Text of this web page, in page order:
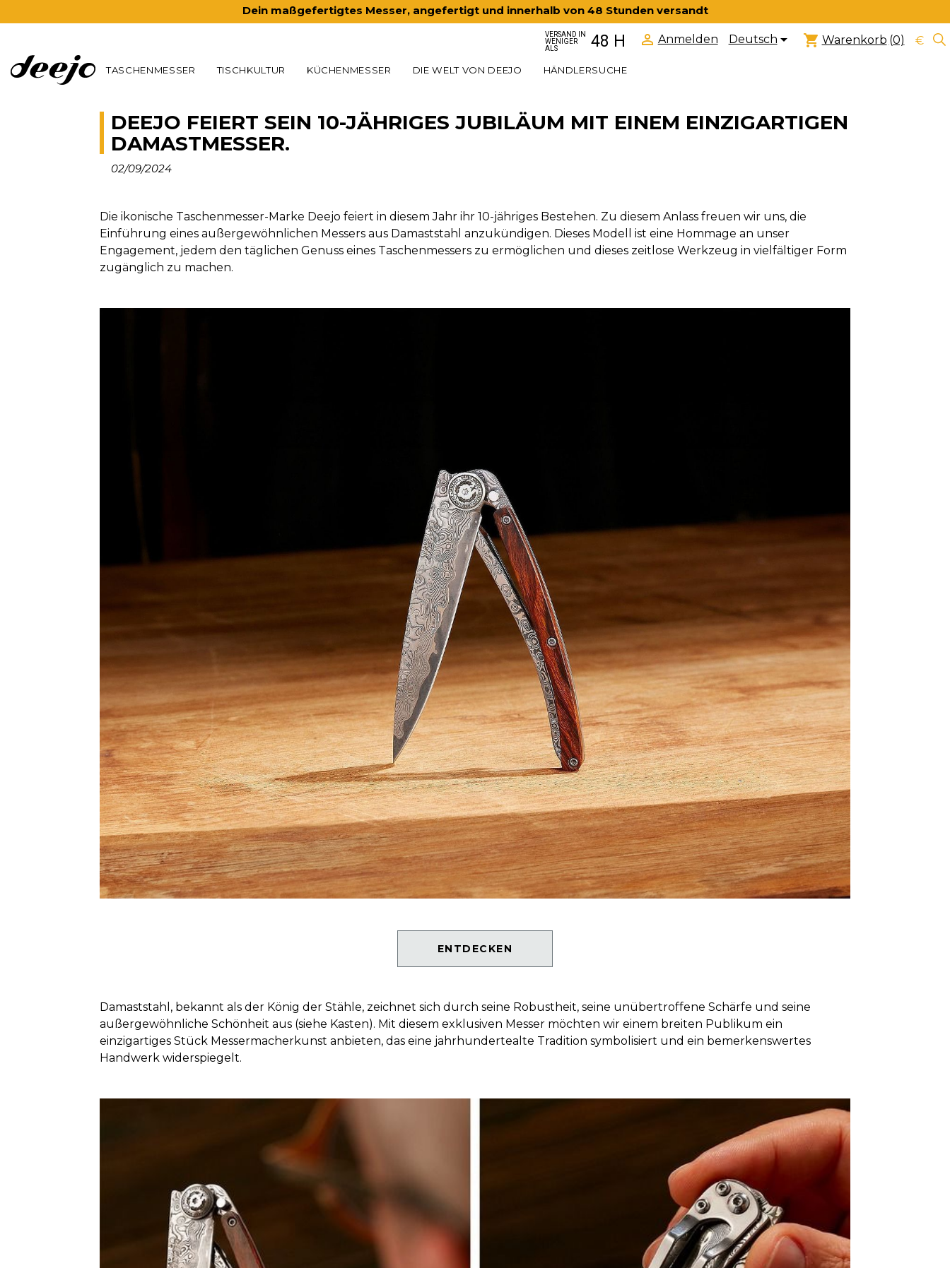
Dein maßgefertigtes Messer, angefertigt und innerhalb von 48 Stunden versandt
TASCHENMESSER TISCHKULTUR KÜCHENMESSER DIE WELT VON DEEJO HÄNDLERSUCHE
VERSAND IN
WENIGER
ALS
48 H  Anmelden Deutsch shopping_cart Warenkorb (0) €
DEEJO FEIERT SEIN 10-JÄHRIGES JUBILÄUM MIT EINEM EINZIGARTIGEN
DAMASTMESSER.
02/09/2024
Die ikonische Taschenmesser-Marke Deejo feiert in diesem Jahr ihr 10-jähriges Bestehen. Zu diesem Anlass freuen wir uns, die
Einführung eines außergewöhnlichen Messers aus Damaststahl anzukündigen. Dieses Modell ist eine Hommage an unser
Engagement, jedem den täglichen Genuss eines Taschenmessers zu ermöglichen und dieses zeitlose Werkzeug in vielfältiger Form
zugänglich zu machen.
ENTDECKEN
Damaststahl, bekannt als der König der Stähle, zeichnet sich durch seine Robustheit, seine unübertroffene Schärfe und seine
außergewöhnliche Schönheit aus (siehe Kasten). Mit diesem exklusiven Messer möchten wir einem breiten Publikum ein
einzigartiges Stück Messermacherkunst anbieten, das eine jahrhundertealte Tradition symbolisiert und ein bemerkenswertes
Handwerk widerspiegelt.